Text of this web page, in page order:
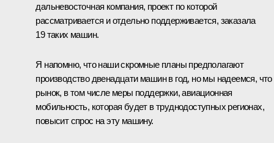
дальневосточная компания, проект по которой
рассматривается и отдельно поддерживается, заказала
19 таких машин.
Я напомню, что наши скромные планы предполагают
производство двенадцати машин в год, но мы надеемся, что
рынок, в том числе меры поддержки, авиационная
мобильность, которая будет в труднодоступных регионах,
повысит спрос на эту машину.